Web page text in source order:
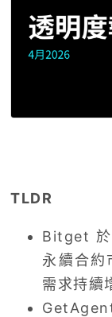
TLDR
Bitget
永續合約
需求持續